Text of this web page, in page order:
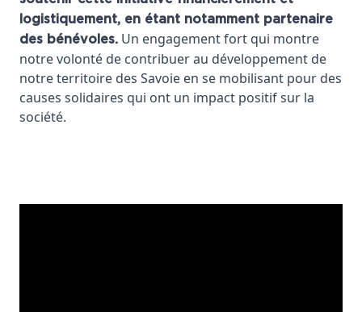
logistiquement, en étant notamment partenaire
des bénévoles. Un engagement fort qui montre
notre volonté de contribuer au développement de
notre territoire des Savoie en se mobilisant pour des
causes solidaires qui ont un impact positif sur la
société.